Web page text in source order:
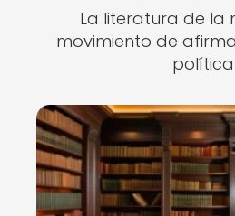
La literatura de la
movimiento de
política